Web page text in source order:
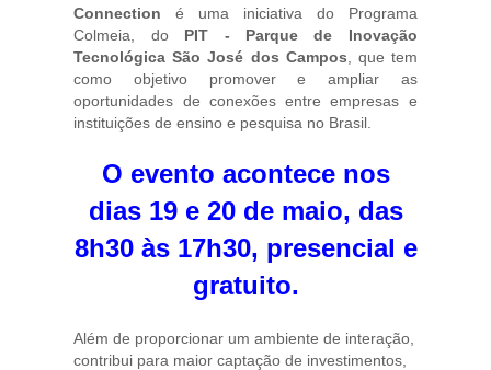
Connection
é uma iniciativa do Programa
Colmeia, do
PIT -
Parque de Inovação
Tecnológica São José dos Campos , que tem
como objetivo promover e ampliar as
oportunidades de conexões entre empresas e
instituições de ensino e pesquisa no Brasil.
O evento acontece nos
dias 19 e 20 de maio, das
8h30 às 17h30, presencial e
gratuito.
Além de proporcionar um ambiente de interação,
contribui para maior captação de investimentos,